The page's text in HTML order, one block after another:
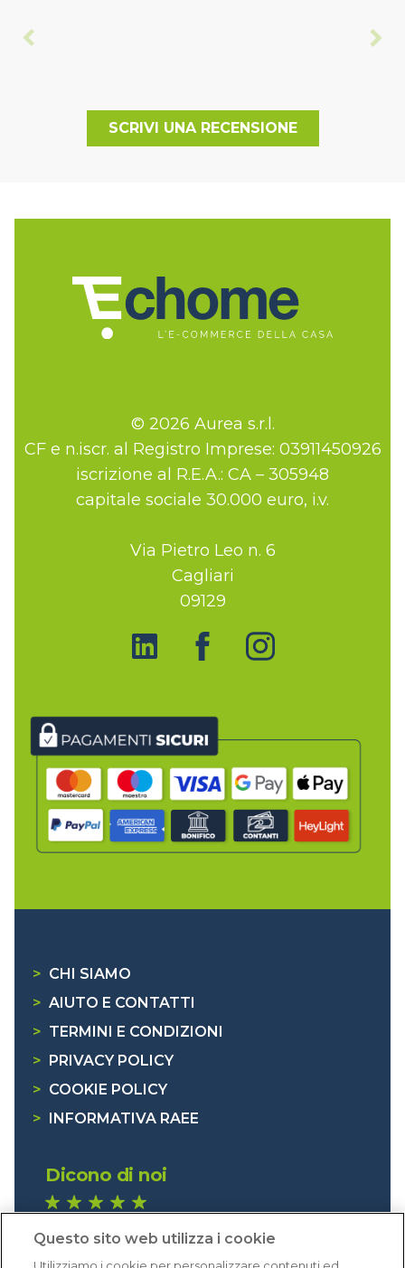
SCRIVI UNA RECENSIONE
© 2026 Aurea s.r.l.
CF e n.iscr. al Registro Imprese: 03911450926
iscrizione al R.E.A.: CA – 305948
capitale sociale 30.000 euro, i.v.
Via Pietro Leo n. 6
Cagliari
09129
> CHI SIAMO
> AIUTO E CONTATTI
> TERMINI E CONDIZIONI
>
PRIVACY POLICY
> COOKIE POLICY
>
INFORMATIVA RAEE
Dicono di noi
Eccellente (4,8)
Questo sito web utilizza i cookie